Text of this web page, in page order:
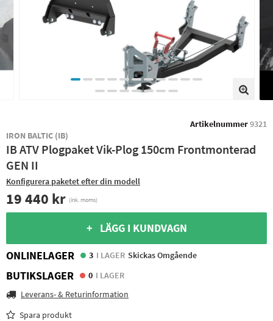
Artikelnummer9321
IRON BALTIC (IB)
IB ATV Plogpaket Vik-Plog 150cm Frontmonterad
GEN II
Konfigurera paketet efter din modell
19 440 kr (ink. moms)
+ LÄGG I KUNDVAGN
ONLINELAGER
3 I LAGER Skickas Omgående
BUTIKSLAGER 0 I LAGER
Leverans- & Returinformation
Spara produkt